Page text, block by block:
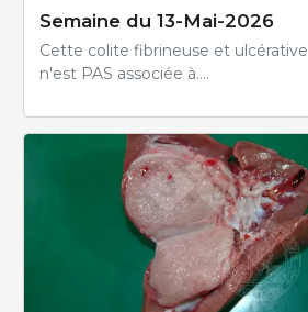
Semaine du 13-Mai-2026
Cette colite fibrineuse et ulcérative
n'est PAS associée à....